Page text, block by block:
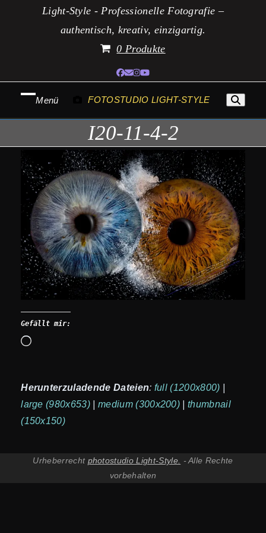
Light-Style - Professionelle Fotografie –
authentisch, kreativ, einzigartig.
0 Produkte
Facebook
E-
Mail
Instagram
YouTube
FOTOSTUDIO LIGHT-STYLE
Menü
öffnen
schließen
I20-11-4-2
Gefällt mir:
Wird
Herunterzuladende Dateien: full (1200x800)
large (980x653)
medium (300x200) |thumbnail
(150x150)
Urheberrecht photostudio Light-Style.
- Alle Rechte
vorbehalten